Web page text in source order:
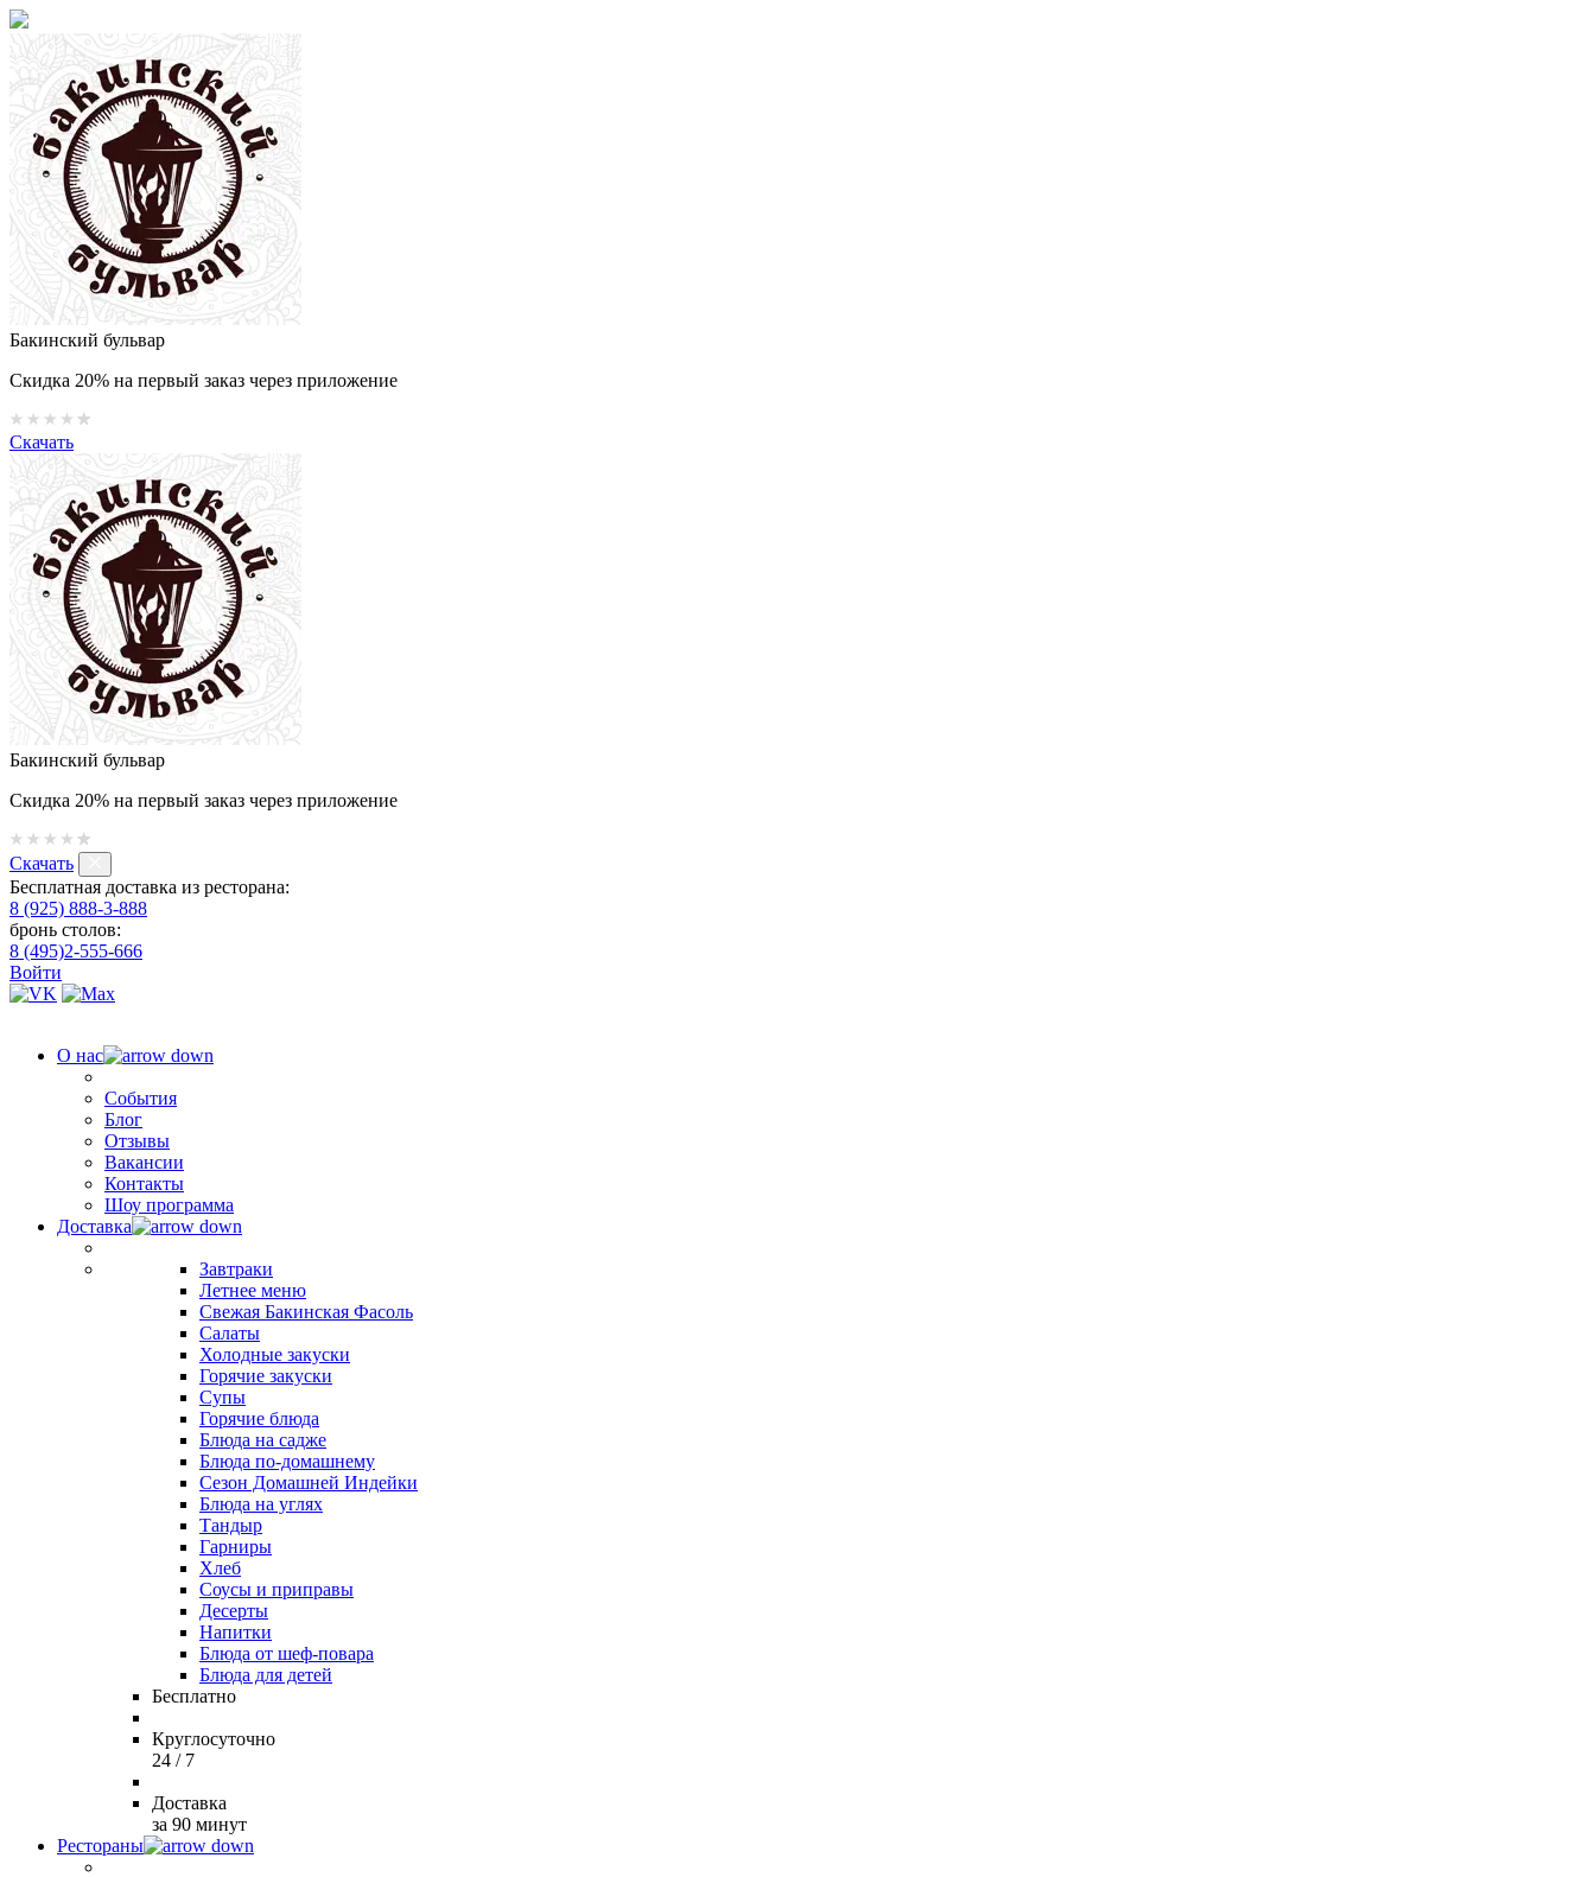
Бакинский бульвар
Скидка 20% на первый заказ через приложение
Скачать
Бакинский бульвар
Скидка 20% на первый заказ через приложение
Скачать
Бесплатная доставка из ресторана:
8 (925) 888-3-888
бронь столов:
8 (495)2-555-666
Войти
О нас
События
Блог
Отзывы
Вакансии
Контакты
Шоу программа
Доставка
Завтраки
Летнее меню
Свежая Бакинская Фасоль
Салаты
Холодные закуски
Горячие закуски
Супы
Горячие блюда
Блюда на садже
Блюда по-домашнему
Сезон Домашней Индейки
Блюда на углях
Тандыр
Гарниры
Хлеб
Соусы и приправы
Десерты
Напитки
Блюда от шеф-повара
Блюда для детей
Бесплатно
Круглосуточно
24 / 7
Доставка
за 90 минут
Рестораны